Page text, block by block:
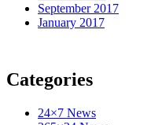
September 2017
January 2017
Categories
24×7 News